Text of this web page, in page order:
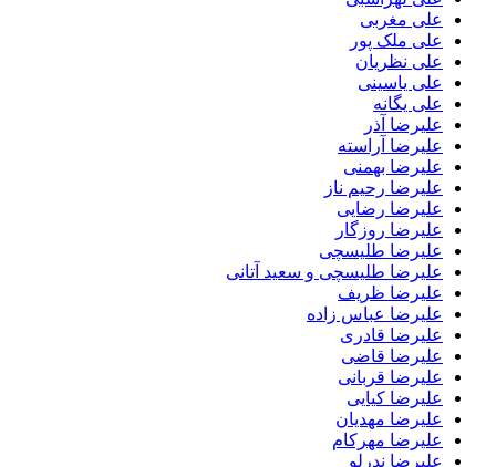
علی مغربی
علی ملک پور
علی نظریان
علی یاسینی
علی یگانه
علیرضا آذر
علیرضا آراسته
علیرضا بهمنی
علیرضا رحیم ناز
علیرضا رضایی
علیرضا روزگار
علیرضا طلیسچی
علیرضا طلیسچی و سعید آتانی
علیرضا ظریف
علیرضا عباس زاده
علیرضا قادری
علیرضا قاضی
علیرضا قربانی
علیرضا کیایی
علیرضا مهدیان
علیرضا مهرکام
علیرضا ندرلو